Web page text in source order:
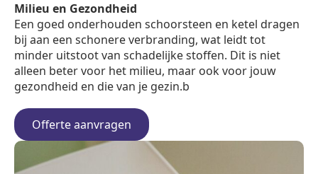
Milieu en Gezondheid
Een goed onderhouden schoorsteen en ketel dragen
bij aan een schonere verbranding, wat leidt tot
minder uitstoot van schadelijke stoffen. Dit is niet
alleen beter voor het milieu, maar ook voor jouw
gezondheid en die van je gezin.b
Offerte aanvragen